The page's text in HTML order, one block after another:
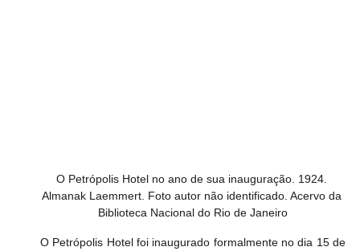
O Petrópolis Hotel no ano de sua inauguração. 1924.
Almanak Laemmert. Foto autor não identificado. Acervo da
Biblioteca Nacional do Rio de Janeiro
O Petrópolis Hotel foi inaugurado formalmente no dia 15 de